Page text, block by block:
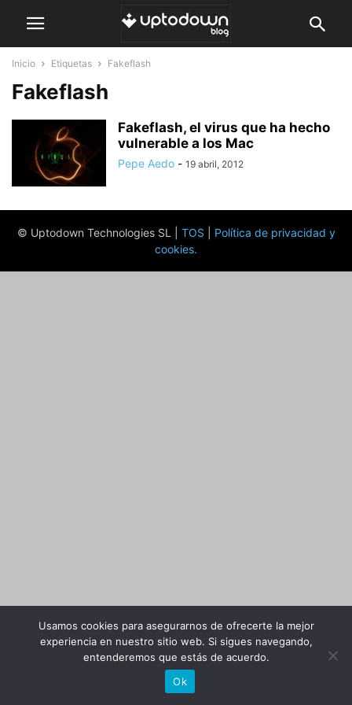
Inicio Etiquetas Fakeflash
Fakeflash
Fakeflash, el virus que ha hecho
vulnerable a los Mac
Pepe Aedo - 19 abril, 2012
© Uptodown Technologies SL | TOS
Política de privacidad y
cookies.
Usamos cookies para asegurarnos de ofrecerte la mejor
experiencia en nuestro sitio web. Si sigues navegando,
entenderemos que estás de acuerdo.
Ok